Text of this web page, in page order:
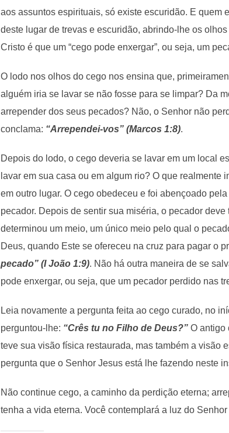
aos assuntos espirituais, só existe escuridão. E quem
deste lugar de trevas e escuridão, abrindo-lhe os
Cristo é que um “cego pode enxergar”, ou seja, um
O lodo nos olhos do cego nos ensina que,
alguém iria se lavar se não fosse para se limpar? Da
arrepender dos seus pecados? Não, o Senhor não
conclama: “Arrependei-vos” (Marcos 1:8).
Depois do lodo, o cego deveria se lavar em um local
lavar em sua casa ou em algum rio? O que
em outro lugar. O cego obedeceu e foi abençoado
pecador. Depois de sentir sua miséria, o pecador
determinou um meio, um único meio pelo qual o
Deus, quando Este se ofereceu na cruz para pagar o
pecado” (I João 1:9). Não há outra maneira de se
pode enxergar, ou seja, que um pecador perdido nas
Leia novamente a pergunta feita ao cego curado, no
perguntou-lhe: “Crês tu no Filho de Deus?” O antigo
teve sua visão física restaurada, mas também a visão
pergunta que o Senhor Jesus está lhe fazendo neste
Não continue cego, a caminho da perdição eterna;
tenha a vida eterna. Você contemplará a luz do